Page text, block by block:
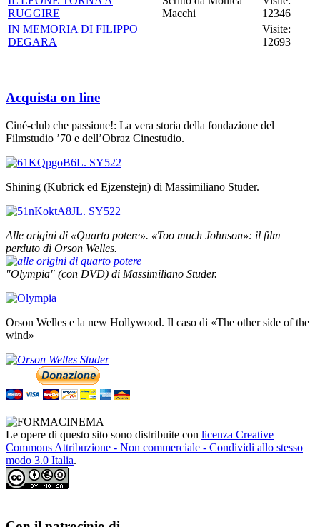
RUGGIRE
Macchi
12346
IN MEMORIA DI FILIPPO
DEGARA
Visite:
12693
Acquista on line
Ciné-club che passione!: La vera storia della fondazione del
Filmstudio ’70 e dell’Obraz Cinestudio.
Shining (Kubrick ed Ejzenstejn) di Massimiliano Studer.
Alle origini di «Quarto potere». «Too much Johnson»: il film
perduto di Orson Welles.
"Olympia" (con DVD) di Massimiliano Studer.
Orson Welles e la new Hollywood. Il caso di «The other side of the
wind»
Le opere di questo sito sono distribuite con licenza Creative
Commons Attribuzione - Non commerciale - Condividi allo stesso
modo 3.0 Italia.